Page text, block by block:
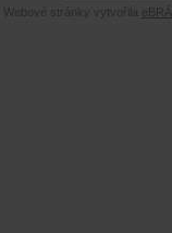
Webové stránky vytvořila